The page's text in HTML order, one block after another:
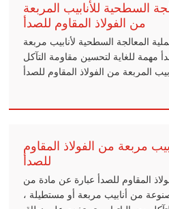
السطحية للأنابيب المربعة
من الفولاذ المقاوم للصدأ
المعالجة السطحية لأنابيب مربعة
مهمة للغاية لتحسين مقاومة التآكل
مربعة من الفولاذ المقاوم
للصدأ
المقاوم للصدأ عبارة عن مادة من
من أنابيب مربعة أو مستطيلة ،